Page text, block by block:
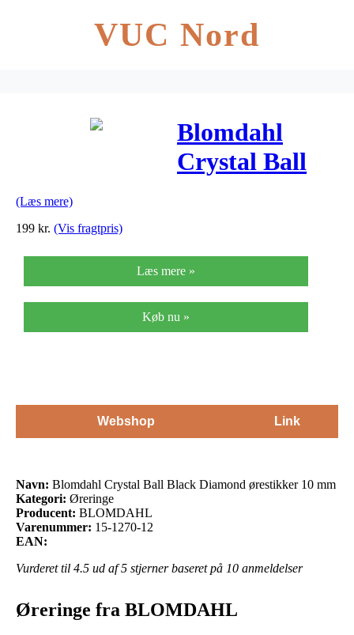
VUC Nord
Blomdahl
Crystal Ball
ørestikker 10
mm
(Læs mere)
199 kr. (Vis fragtpris)
Læs mere »
Køb nu »
Webshop Link
Navn: Blomdahl Crystal Ball Black Diamond ørestikker 10 mm
Kategori: Øreringe
Producent: BLOMDAHL
Varenummer: 15-1270-12
EAN:
Vurderet til 4.5 ud af 5 stjerner baseret på 10 anmeldelser
Øreringe fra BLOMDAHL